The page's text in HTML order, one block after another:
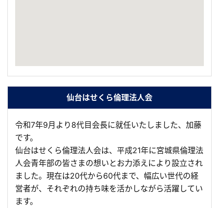
仙台はせくら倫理法人会
令和7年9月より8代目会長に就任いたしました、加藤
です。
仙台はせくら倫理法人会は、平成21年に宮城県倫理法
人会青年部の皆さまの想いとお力添えにより設立され
ました。現在は20代から60代まで、幅広い世代の経
営者が、それぞれの持ち味を活かしながら活躍してい
ます。